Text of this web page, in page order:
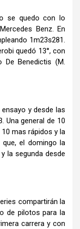
se quedo con lo
Benz. En
1m23s281.
quedó 13°, con
Benedictis (M.
y desde las
Una general de 10
mas rápidos y la
el domingo la
la segunda desde
compartirán la
de pilotos para la
carrera y con